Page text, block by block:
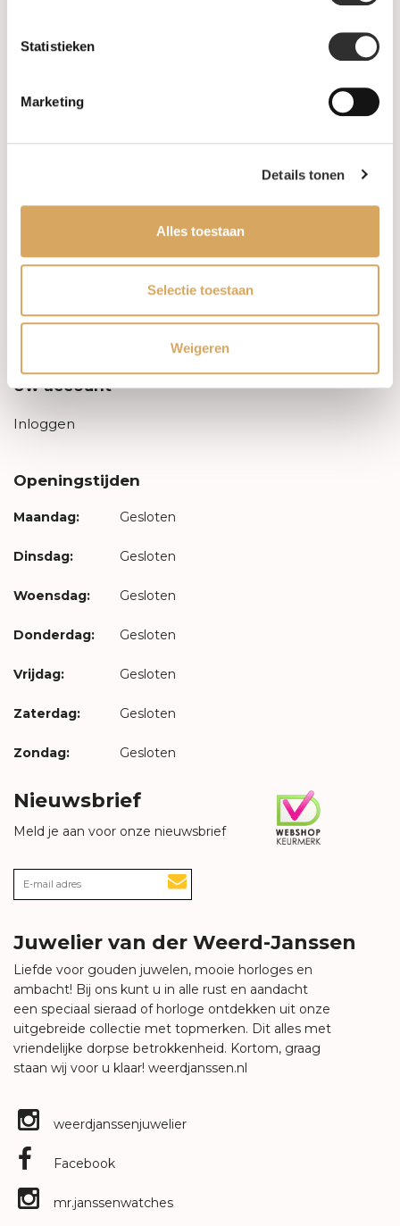
Statistieken
Marketing
Details tonen
Alles toestaan
Selectie toestaan
Weigeren
Leveringsvoorwaarden
Privacy Policy
Uw account
Inloggen
Openingstijden
Maandag: Gesloten
Dinsdag: Gesloten
Woensdag: Gesloten
Donderdag: Gesloten
Vrijdag: Gesloten
Zaterdag: Gesloten
Zondag: Gesloten
Nieuwsbrief
Meld je aan voor onze nieuwsbrief
Juwelier van der Weerd-Janssen
Liefde voor gouden juwelen, mooie horloges en
ambacht! Bij ons kunt u in alle rust en aandacht
een speciaal sieraad of horloge ontdekken uit onze
uitgebreide collectie met topmerken. Dit alles met
vriendelijke dorpse betrokkenheid. Kortom, graag
staan wij voor u klaar! weerdjanssen.nl
weerdjanssenjuwelier
Facebook
mr.janssenwatches